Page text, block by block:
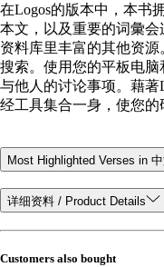
在Logos的版本中，本书
本文，以及重要的词彙
资料库里丰富的其他资
搜索。使用您的平板电
与他人的讨论事项。藉
经工具集合一身，使您的
Most Highlighted Verses in
详细资料 / Product Details
Customers also bought